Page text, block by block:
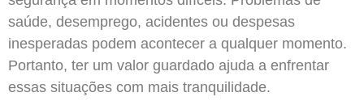
saúde, desemprego, acidentes ou despesas
inesperadas podem acontecer a qualquer momento.
Portanto, ter um valor guardado ajuda a enfrentar
essas situações com mais tranquilidade.